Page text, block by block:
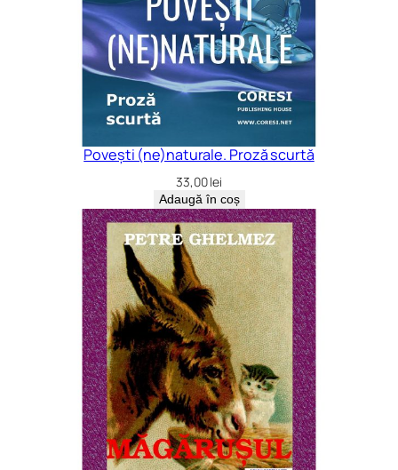
Povești (ne)naturale. Proză scurtă
33,00lei
Adaugă în coș